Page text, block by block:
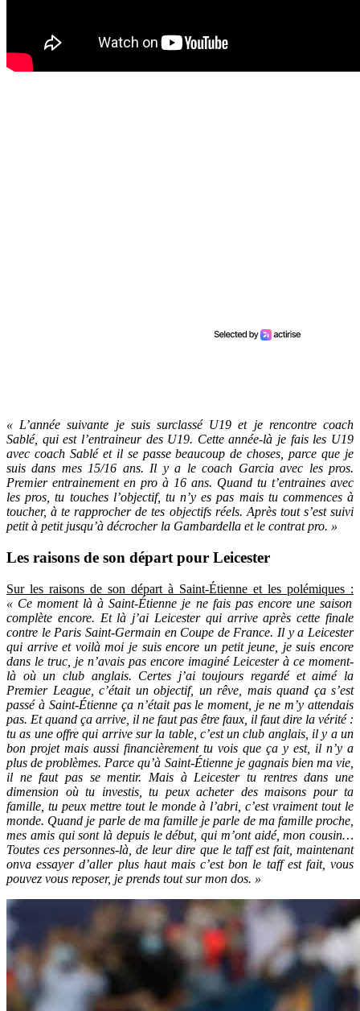
« L’année suivante je suis surclassé U19 et je rencontre coach
Sablé, qui est l’entraineur des U19. Cette année-là je fais les U19
avec coach Sablé et il se passe beaucoup de choses, parce que je
suis dans mes 15/16 ans. Il y a le coach Garcia avec les pros.
Premier entrainement en pro à 16 ans. Quand tu t’entraines avec
les pros, tu touches l’objectif, tu n’y es pas mais tu commences à
toucher, à te rapprocher de tes objectifs réels. Après tout s’est suivi
petit à petit jusqu’à décrocher la Gambardella et le contrat pro. »
Les raisons de son départ pour Leicester
Sur les raisons de son départ à Saint-Étienne et les polémiques :
« Ce moment là à Saint-Étienne je ne fais pas encore une saison
complète encore. Et là j’ai Leicester qui arrive après cette finale
contre le Paris Saint-Germain en Coupe de France. Il y a Leicester
qui arrive et voilà moi je suis encore un petit jeune, je suis encore
dans le truc, je n’avais pas encore imaginé Leicester à ce moment-
là où un club anglais. Certes j’ai toujours regardé et aimé la
Premier League, c’était un objectif, un rêve, mais quand ça s’est
passé à Saint-Étienne ça n’était pas le moment, je ne m’y attendais
pas. Et quand ça arrive, il ne faut pas être faux, il faut dire la vérité :
tu as une offre qui arrive sur la table, c’est un club anglais, il y a un
bon projet mais aussi financièrement tu vois que ça y est, il n’y a
plus de problèmes. Parce qu’à Saint-Étienne je gagnais bien ma vie,
il ne faut pas se mentir. Mais à Leicester tu rentres dans une
dimension où tu investis, tu peux acheter des maisons pour ta
famille, tu peux mettre tout le monde à l’abri, c’est vraiment tout le
monde. Quand je parle de ma famille je parle de ma famille proche,
mes amis qui sont là depuis le début, qui m’ont aidé, mon cousin…
Toutes ces personnes-là, de leur dire que le taff est fait, maintenant
onva essayer d’aller plus haut mais c’est bon le taff est fait, vous
pouvez vous reposer, je prends tout sur mon dos. »